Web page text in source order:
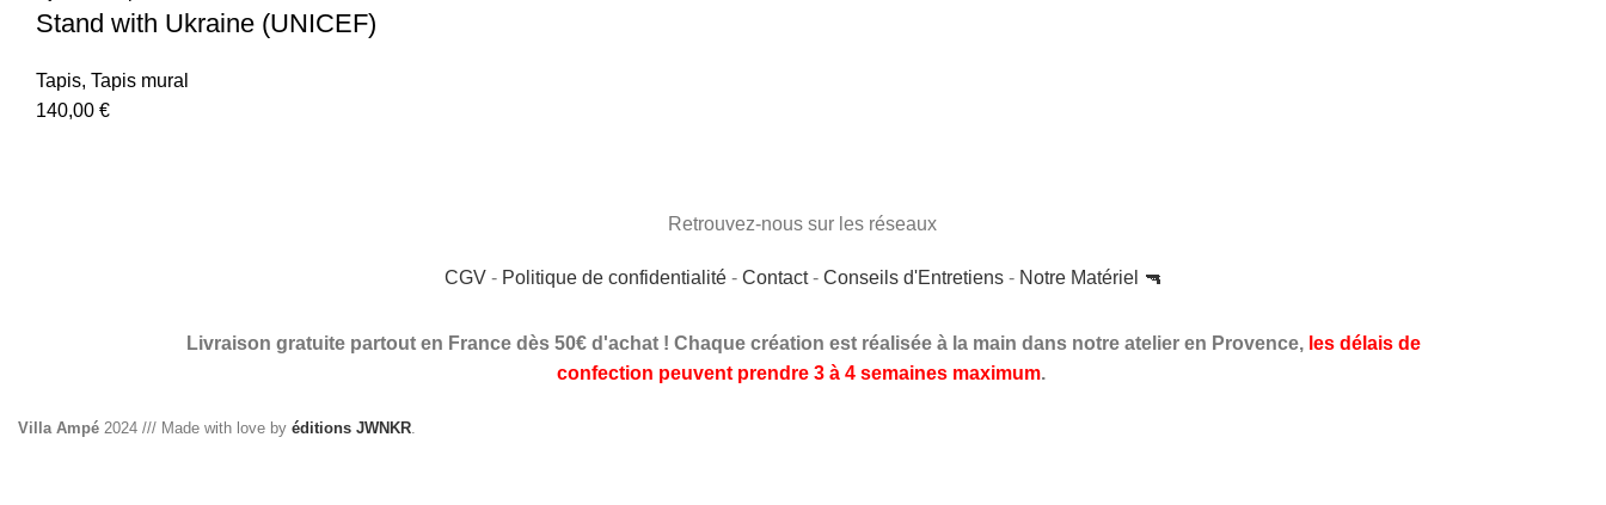
Stand with Ukraine (UNICEF)
Tapis, Tapis mural
140,00 €
Retrouvez-nous sur les réseaux
CGV - Politique de confidentialité- Contact- Conseils d'Entretiens- Notre Matériel 🔫
Livraison gratuite partout en France dès 50€ d'achat ! Chaque création est réalisée à la main dans notre atelier en Provence, les délais de
confection peuvent prendre 3 à 4 semaines maximum.
Villa Ampé 2024 /// Made with love by éditions JWNKR.